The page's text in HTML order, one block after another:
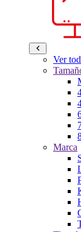
Ver
Marca